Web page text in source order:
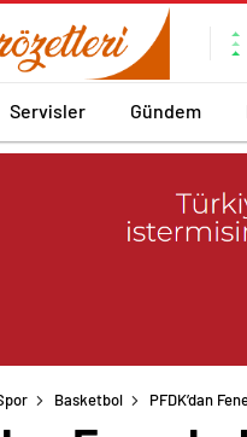
Servisler Gündem
Basketbol PFDK’dan